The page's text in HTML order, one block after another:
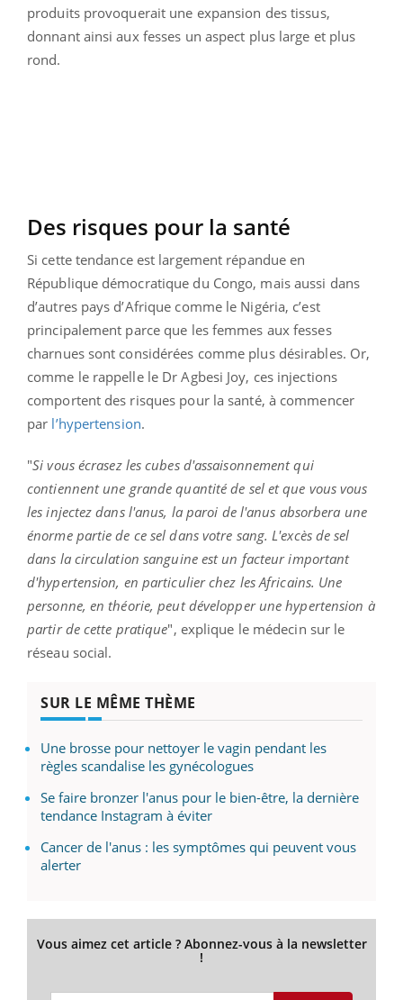
produits provoquerait une expansion des tissus,
donnant ainsi aux fesses un aspect plus large et plus
rond.
Des risques pour la santé
Si cette tendance est largement répandue en
République démocratique du Congo, mais aussi dans
d’autres pays d’Afrique comme le Nigéria, c’est
principalement parce que les femmes aux fesses
charnues sont considérées comme plus désirables. Or,
comme le rappelle le Dr Agbesi Joy, ces injections
comportent des risques pour la santé, à commencer
par l’hypertension.
"Si vous écrasez les cubes d'assaisonnement qui
contiennent une grande quantité de sel et que vous vous
les injectez dans l'anus, la paroi de l'anus absorbera une
énorme partie de ce sel dans votre sang. L'excès de sel
dans la circulation sanguine est un facteur important
d'hypertension, en particulier chez les Africains. Une
personne, en théorie, peut développer une hypertension à
partir de cette pratique", explique le médecin sur le
réseau social.
SUR LE MÊME THÈME
Une brosse pour nettoyer le vagin pendant les
règles scandalise les gynécologues
Se faire bronzer l'anus pour le bien-être, la dernière
tendance Instagram à éviter
Cancer de l'anus : les symptômes qui peuvent vous
alerter
Vous aimez cet article ? Abonnez-vous à la newsletter
!